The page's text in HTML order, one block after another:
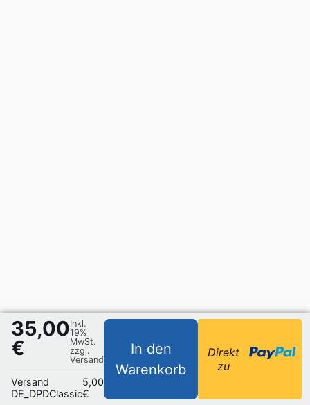
35,00
€
Inkl.
19%
MwSt.
zzgl.
Versand
Versand
DE_DPDClassic
5,00
€
In den
Warenkorb
Direkt
zu